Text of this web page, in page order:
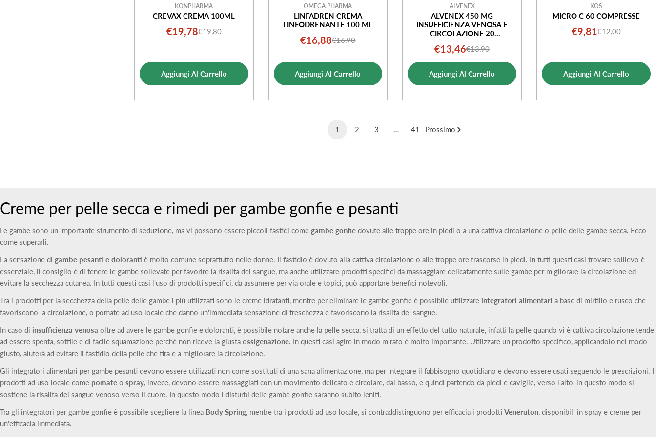
KONPHARMA
CREVAX CREMA 100ML
Prezzo
vendita
€19,78Prezzo
€19,80
Aggiungi Al Carrello
OMEGA PHARMA
LINFADREN CREMA
LINFODRENANTE 100 ML
Prezzo
vendita
€16,88Prezzo
€16,90
Aggiungi Al Carrello
ALVENEX
ALVENEX 450 MG
INSUFFICIENZA VENOSA E
CIRCOLAZIONE 20
Prezzo
di
vendita
€13,46Prezzo
normale
€13,90
Aggiungi Al Carrello
KOS
MICRO C 60 COMPRESSE
Prezzo
vendita
€9,81Prezzo
€12,00
Aggiungi Al Carrello
1 2 3 … 41 Prossimo
Creme per pelle secca e rimedi per gambe gonfie e pesanti
Le gambe sono un importante strumento di seduzione, ma vi possono essere piccoli fastidi come gambe gonfie dovute alle troppe ore in piedi o a una cattiva circolazione o pelle delle gambe secca. Ecco
come superarli.
La sensazione di gambe pesanti e doloranti è molto comune soprattutto nelle donne. Il fastidio è dovuto alla cattiva circolazione o alle troppe ore trascorse in piedi. In tutti questi casi trovare sollievo è
essenziale, il consiglio è di tenere le gambe sollevate per favorire la risalita del sangue, ma anche utilizzare prodotti specifici da massaggiare delicatamente sulle gambe per migliorare la circolazione ed
evitare la secchezza cutanea. In tutti questi casi l'uso di prodotti specifici, da assumere per via orale e topici, può apportare benefici notevoli.
Tra i prodotti per la secchezza della pelle delle gambe i più utilizzati sono le creme idratanti, mentre per eliminare le gambe gonfie è possibile utilizzare integratori alimentari a base di mirtillo e rusco che
favoriscono la circolazione, o pomate ad uso locale che danno un'immediata sensazione di freschezza e favoriscono la risalita del sangue.
In caso di insufficienza venosa oltre ad avere le gambe gonfie e doloranti, è possibile notare anche la pelle secca, si tratta di un effetto del tutto naturale, infatti la pelle quando vi è cattiva circolazione tende
ad essere spenta, sottile e di facile squamazione perché non riceve la giusta ossigenazione. In questi casi agire in modo mirato è molto importante. Utilizzare un prodotto specifico, applicandolo nel modo
giusto, aiuterà ad evitare il fastidio della pelle che tira e a migliorare la circolazione.
Gli integratori alimentari per gambe pesanti devono essere utilizzati non come sostituti di una sana alimentazione, ma per integrare il fabbisogno quotidiano e devono essere usati seguendo le prescrizioni. I
prodotti ad uso locale come pomate o spray, invece, devono essere massaggiati con un movimento delicato e circolare, dal basso, e quindi partendo da piedi e caviglie, verso l'alto, in questo modo si
sostiene la risalita del sangue venoso verso il cuore. In questo modo i disturbi delle gambe gonfie saranno subito leniti.
Tra gli integratori per gambe gonfie è possibile scegliere la linea Body Spring, mentre tra i prodotti ad uso locale, si contraddistinguono per efficacia i prodotti Veneruton, disponibili in spray e creme per
un'efficacia immediata.